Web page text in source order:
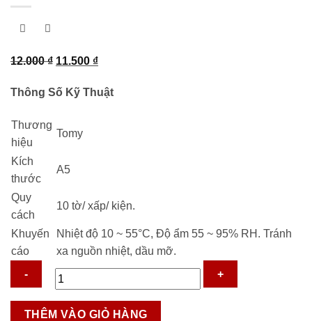
12.000₫ Giá
là:
11.500 ₫Giá
tại
Thông Số Kỹ Thuật
Thương
hiệu
Tomy
Kích
thước
A5
Quy
cách
10 tờ/ xấp/ kiện.
Khuyến
cáo
Nhiệt độ 10 ~ 55°C, Độ ẩm 55 ~ 95% RH. Tránh
xa nguồn nhiệt, dầu mỡ.
Giấy
THÊM VÀO GIỎ HÀNG